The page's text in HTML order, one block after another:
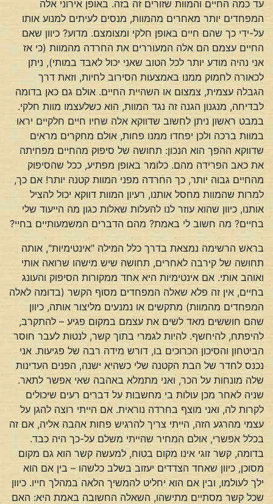
עד כמה החיים והמוות שזורים זה בזה. באופן אירוני אלה
המפחדים יותר מאחרים מהמוות, מנסים לעיתים למנוע אותו
על-ידי כך שהם חיים באופן חלקי ומצומצם. מדוע? כיוון שאם
החיים עצמם הם אלה המעוררים את החרדה מהמוות (כי אז
אני נהיה מודע יותר לכל הטוב שאני יכול לאבד במותי), ניתן
לכאורה לחמוק ממנו באמצעות הסירוב לחיות, וזאת דרך
הגבלה עצמית, צמצום או השהיית החיים. אולם גם כאן בדומה
לבדיחה, מנגנון הגנה זה נגד המוות, הוא כשלעצמו מוות חלקי.
במבט ראשון ניתן לחשוב שדווקא אלה שחיו חיים חלקיים יראו
במוות ברכה ולכן יפחדו ממנו פחות, אולם מחקרים מראים
שדווקא ההפך הוא הנכון: תחושה של סיפוק מהחיים מפחיתה
את כאב הפרידה מהם. כלומר באופן מפתיע, ככל שהסיפוק
מהחיים גבוה יותר, כך החרדה מפני המוות קטנה יותר! אם כך,
למרות שהמוות מחסל אותנו, רעיון המוות דווקא יכול להציל
אותנו, כיוון שהוא עוזר לנו להעלות שאלות כגון מה הייעוד שלי
בחיים? מה חשוב לי באמת? מהם הדברים המשמעותיים בחיי?
בראש הרשימה נמצאת בדרך כלל המילה "אינטימיות", אותה
תחושה של קירבה לאחרים, תחושה שיש מישהו שרואה אותי
ואוהב אותי. אם אינטימיות היא אחד ממקורות הסיפוק והעונג
בחיים, אין זה פלא שאלה המפחדים מסוף הקשר (בדומה לאלה
המפחדים מהמוות) מתקשים או נמנעים מליצור אותה, כיוון
שהם חוששים מאד לשים את עצמם במקום פגיע – להתקרב,
להיפתח, להיחשף. להיות לגמרי בתוך קשר, לנטות לעבר חוסר
הביטחון והסיכון הכרוכים בו, דורש מידה רבה של פגיעות. אני
נכנס לחדר של הבת הקטנה שלי כשהיא ישנה, הפנים העדינות
שלה מונחות על הכר, ואני מתמלא באהבה שאי אפשר לתאר.
שניה לאחר מכן עולות בי מחשבות על דברים רעים שיכולים
לקרות לה, ואני מוצף בחרדה נוראית. אם הייתי רוצה להגן על
עצמי מהרגע הזה, הייתי צריך להרגיש פחות אהבה אליה, אם זה
בכלל אפשרי, אולם המחיר שהייתי משלם על-כך היה כבד.
בדומה, קשר זוגי אינו מקום בטוח, למעשה קשר הוא גם מקום
מסוכן, כיוון שאחד הצדדים יעזוב בשלב כלשהו – בין אם הוא
ילך לעולמו, ובין אם הוא יחליט להמשיך הלאה במהלך חייו. כיוון
שכל קשר מסתיים מתישהו, השאלה החשובה באמת היא: האם